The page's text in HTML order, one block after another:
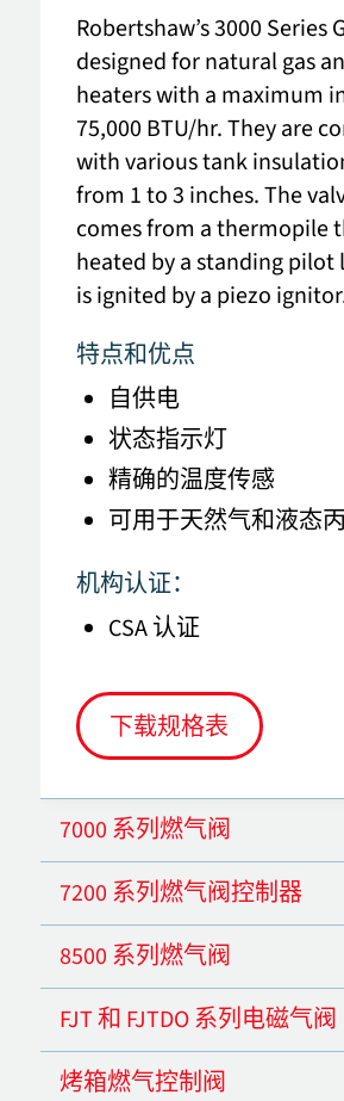
Robertshaw’s 3000 Series
designed for natural gas
heaters with a maximum
75,000 BTU/hr. They are
with various tank
from 1 to 3 inches. The
comes from a thermopile
heated by a standing pilot
is ignited by a piezo
特点和优点
自供电
状态指示灯
精确的温度传感
可用于天然气和液态
机构认证：
CSA 认证
下载规格表
7000 系列燃气阀
7200 系列燃气阀控制器
8500 系列燃气阀
FJT 和 FJTDO 系列电磁气阀
烤箱燃气控制阀